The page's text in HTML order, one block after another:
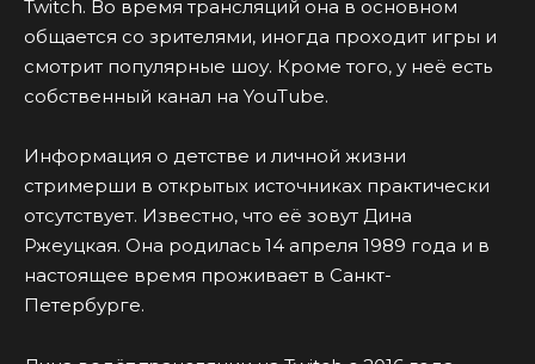
Twitch. Во время трансляций она в основном
общается со зрителями, иногда проходит игры и
смотрит популярные шоу. Кроме того, у неё есть
собственный канал на YouTube.
Информация о детстве и личной жизни
стримерши в открытых источниках практически
отсутствует. Известно, что её зовут Дина
Ржеуцкая. Она родилась 14 апреля 1989 года и в
настоящее время проживает в Санкт-
Петербурге.